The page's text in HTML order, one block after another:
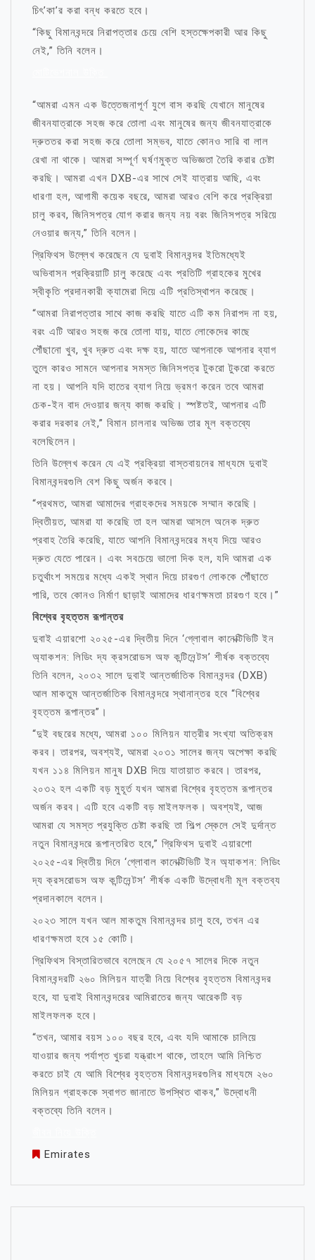
চিৎ’কা’র করা বন্ধ করতে হবে।
“কিছু বিমানবন্দরে নিরাপত্তার চেয়ে বেশি হস্তক্ষেপকারী আর কিছু
নেই,” তিনি বলেন।
“আমরা এমন এক উত্তেজনাপূর্ণ যুগে বাস করছি যেখানে মানুষের
জীবনযাত্রাকে সহজ করে তোলা এবং মানুষের জন্য জীবনযাত্রাকে
দ্রুততর করা সহজ করে তোলা সম্ভব, যাতে কোনও সারি বা লাল
রেখা না থাকে। আমরা সম্পূর্ণ ঘর্ষণমুক্ত অভিজ্ঞতা তৈরি করার চেষ্টা
করছি। আমরা এখন DXB-এর সাথে সেই যাত্রায় আছি, এবং
ধারণা হল, আগামী কয়েক বছরে, আমরা আরও বেশি করে প্রক্রিয়া
চালু করব, জিনিসপত্র যোগ করার জন্য নয় বরং জিনিসপত্র সরিয়ে
নেওয়ার জন্য,” তিনি বলেন।
গ্রিফিথস উল্লেখ করেছেন যে দুবাই বিমানবন্দর ইতিমধ্যেই
অভিবাসন প্রক্রিয়াটি চালু করেছে এবং প্রতিটি গ্রাহকের মুখের
স্বীকৃতি প্রদানকারী ক্যামেরা দিয়ে এটি প্রতিস্থাপন করেছে।
“আমরা নিরাপত্তার সাথে কাজ করছি যাতে এটি কম নিরাপদ না হয়,
বরং এটি আরও সহজ করে তোলা যায়, যাতে লোকেদের কাছে
পৌঁছানো খুব, খুব দ্রুত এবং দক্ষ হয়, যাতে আপনাকে আপনার ব্যাগ
তুলে কারও সামনে আপনার সমস্ত জিনিসপত্র টুকরো টুকরো করতে
না হয়। আপনি যদি হাতের ব্যাগ নিয়ে ভ্রমণ করেন তবে আমরা
চেক-ইন বাদ দেওয়ার জন্য কাজ করছি। স্পষ্টতই, আপনার এটি
করার দরকার নেই,” বিমান চালনার অভিজ্ঞ তার মূল বক্তব্যে
বলেছিলেন।
তিনি উল্লেখ করেন যে এই প্রক্রিয়া বাস্তবায়নের মাধ্যমে দুবাই
বিমানবন্দরগুলি বেশ কিছু অর্জন করবে।
“প্রথমত, আমরা আমাদের গ্রাহকদের সময়কে সম্মান করেছি।
দ্বিতীয়ত, আমরা যা করেছি তা হল আমরা আসলে অনেক দ্রুত
প্রবাহ তৈরি করেছি, যাতে আপনি বিমানবন্দরের মধ্য দিয়ে আরও
দ্রুত যেতে পারেন। এবং সবচেয়ে ভালো দিক হল, যদি আমরা এক
চতুর্থাংশ সময়ের মধ্যে একই স্থান দিয়ে চারগুণ লোককে পৌঁছাতে
পারি, তবে কোনও নির্মাণ ছাড়াই আমাদের ধারণক্ষমতা চারগুণ হবে।”
বিশ্বের বৃহত্তম রূপান্তর
দুবাই এয়ারশো ২০২৫-এর দ্বিতীয় দিনে ‘গ্লোবাল কানেক্টিভিটি ইন
অ্যাকশন: লিডিং দ্য ক্রসরোডস অফ কন্টিনেন্টস’ শীর্ষক বক্তব্যে
তিনি বলেন, ২০৩২ সালে দুবাই আন্তর্জাতিক বিমানবন্দর (DXB)
আল মাকতুম আন্তর্জাতিক বিমানবন্দরে স্থানান্তর হবে “বিশ্বের
বৃহত্তম রূপান্তর”।
“দুই বছরের মধ্যে, আমরা ১০০ মিলিয়ন যাত্রীর সংখ্যা অতিক্রম
করব। তারপর, অবশ্যই, আমরা ২০৩১ সালের জন্য অপেক্ষা করছি
যখন ১১৪ মিলিয়ন মানুষ DXB দিয়ে যাতায়াত করবে। তারপর,
২০৩২ হল একটি বড় মুহূর্ত যখন আমরা বিশ্বের বৃহত্তম রূপান্তর
অর্জন করব। এটি হবে একটি বড় মাইলফলক। অবশ্যই, আজ
আমরা যে সমস্ত প্রযুক্তি চেষ্টা করছি তা শিল্প স্কেলে সেই দুর্দান্ত
নতুন বিমানবন্দরে রূপান্তরিত হবে,” গ্রিফিথস দুবাই এয়ারশো
২০২৫-এর দ্বিতীয় দিনে ‘গ্লোবাল কানেক্টিভিটি ইন অ্যাকশন: লিডিং
দ্য ক্রসরোডস অফ কন্টিনেন্টস’ শীর্ষক একটি উদ্বোধনী মূল বক্তব্য
প্রদানকালে বলেন।
২০২৩ সালে যখন আল মাকতুম বিমানবন্দর চালু হবে, তখন এর
ধারণক্ষমতা হবে ১৫ কোটি।
গ্রিফিথস বিস্তারিতভাবে বলেছেন যে ২০৫৭ সালের দিকে নতুন
বিমানবন্দরটি ২৬০ মিলিয়ন যাত্রী নিয়ে বিশ্বের বৃহত্তম বিমানবন্দর
হবে, যা দুবাই বিমানবন্দরের আমিরাতের জন্য আরেকটি বড়
মাইলফলক হবে।
“তখন, আমার বয়স ১০০ বছর হবে, এবং যদি আমাকে চালিয়ে
যাওয়ার জন্য পর্যাপ্ত খুচরা যন্ত্রাংশ থাকে, তাহলে আমি নিশ্চিত
করতে চাই যে আমি বিশ্বের বৃহত্তম বিমানবন্দরগুলির মাধ্যমে ২৬০
মিলিয়ন গ্রাহককে স্বাগত জানাতে উপস্থিত থাকব,” উদ্বোধনী
বক্তব্যে তিনি বলেন।
Emirates